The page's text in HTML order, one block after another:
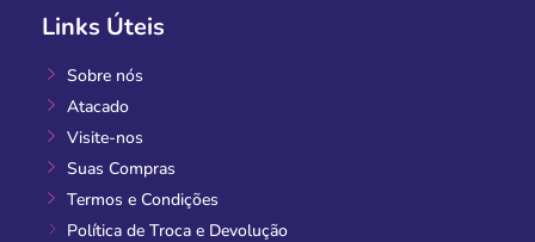
Links Úteis
Sobre nós
Atacado
Visite-nos
Suas Compras
Termos e Condições
Política de Troca e Devolução